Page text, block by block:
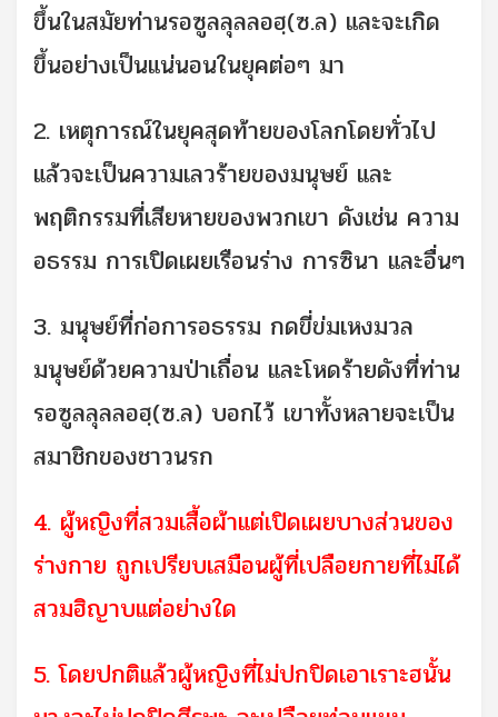
ขึ้นในสมัยท่านรอซูลลุลลอฮฺ(ซ.ล) และจะเกิด
ขึ้นอย่างเป็นแน่นอนในยุคต่อๆ มา
2. เหตุการณ์ในยุคสุดท้ายของโลกโดยทั่วไป
แล้วจะเป็นความเลวร้ายของมนุษย์ และ
พฤติกรรมที่เสียหายของพวกเขา ดังเช่น ความ
อธรรม การเปิดเผยเรือนร่าง การซินา และอื่นๆ
3. มนุษย์ที่ก่อการอธรรม กดขี่ข่มเหงมวล
มนุษย์ด้วยความป่าเถื่อน และโหดร้ายดังที่ท่าน
รอซูลลุลลอฮฺ(ซ.ล) บอกไว้ เขาทั้งหลายจะเป็น
สมาชิกของชาวนรก
4. ผู้หญิงที่สวมเสื้อผ้าแต่เปิดเผยบางส่วนของ
ร่างกาย ถูกเปรียบเสมือนผู้ที่เปลือยกายที่ไม่ได้
สวมฮิญาบแต่อย่างใด
5. โดยปกติแล้วผู้หญิงที่ไม่ปกปิดเอาเราะฮนั้น